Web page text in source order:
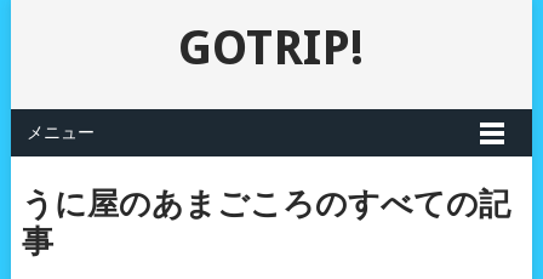
GOTRIP!
メニュー
うに屋のあまごころのすべての記
事